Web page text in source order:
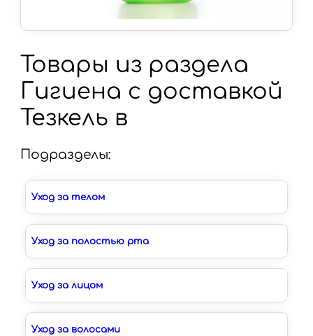
Товары из раздела
Гигиена с доставкой
Тезкель в
Подразделы:
Уход за телом
Уход за полостью рта
Уход за лицом
Уход за волосами